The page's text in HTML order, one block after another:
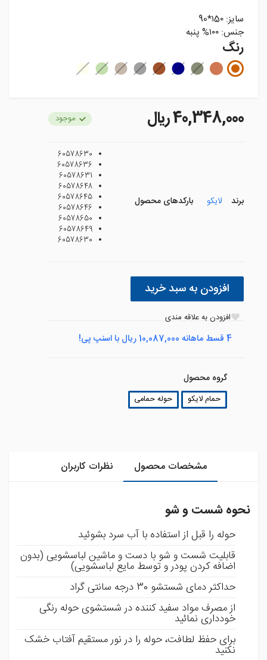
سایز: ۱5۰*90
جنس: ۱۰۰% پنبه
رنگ
40,348,000 ريال موجود
برند لایکو بارکدهای محصول
60578630
60578636
60578631
60578648
60578645
60578646
60578650
60578649
60578630
افزودن به سبد خرید
افزودن به علاقه مندی
4 قسط ماهانه 10,087,000 ریال با اسنپ پی!
گروه محصول
حمام لایکو حوله حمامی
مشخصات محصول نظرات کاربران
نحوه شست و شو
حوله را قبل از استفاده با آب سرد بشوئید
قابلیت شست و شو با دست و ماشین لباسشویی (بدون
اضافه کردن پودر و توسط مایع لباسشویی)
حداکثر دمای شستشو 30 درجه سانتی گراد
از مصرف مواد سفید کننده در شستشوی حوله رنگی
خودداری نمائید
برای حفظ لطافت، حوله را در نور مستقیم آفتاب خشک
نکنید